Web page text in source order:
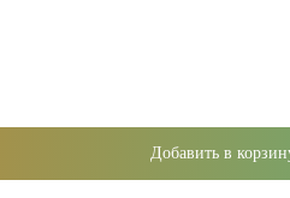
Добавить в